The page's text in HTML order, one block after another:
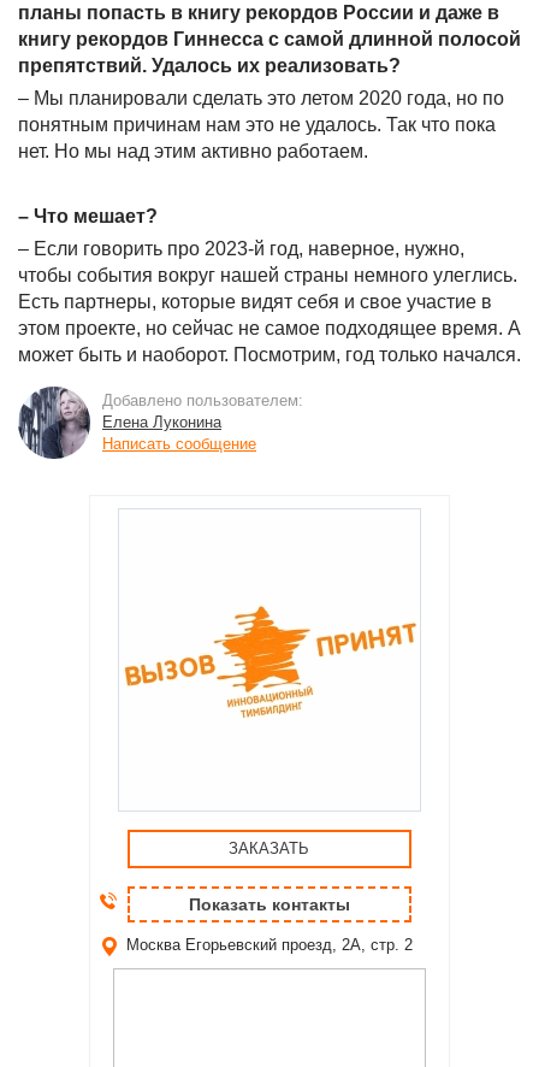
планы попасть в книгу рекордов России и даже в
книгу рекордов Гиннесса с самой длинной полосой
препятствий. Удалось их реализовать?
– Мы планировали сделать это летом 2020 года, но по
понятным причинам нам это не удалось. Так что пока
нет. Но мы над этим активно работаем.
– Что мешает?
– Если говорить про 2023-й год, наверное, нужно,
чтобы события вокруг нашей страны немного улеглись.
Есть партнеры, которые видят себя и свое участие в
этом проекте, но сейчас не самое подходящее время. А
может быть и наоборот. Посмотрим, год только начался.
Добавлено пользователем:
Елена Луконина
Написать сообщение
ЗАКАЗАТЬ
Показать контакты
Москва Егорьевский проезд, 2А, стр. 2